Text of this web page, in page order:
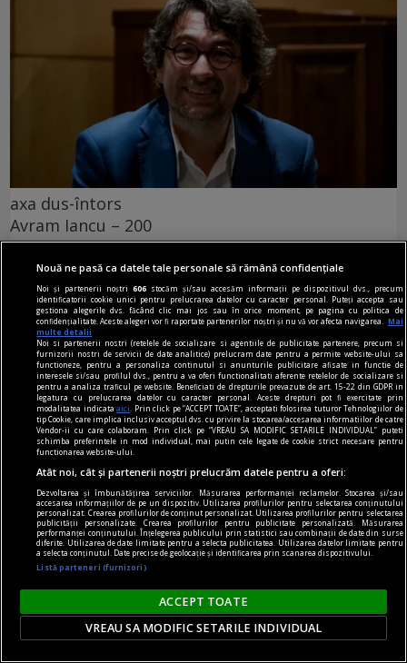
axa dus-întors
Avram Iancu – 200
Și totuși, posteritatea lui este impresionantă și
oricine mai simte românește nu poate să nu
simtă o înaltă emoție gîndindu-se la el.
Sever VOINESCU
accent pe istorie
Lech Walesa, din istorie și din prezent
Stocul pare limitat, istoria continuă.
Mihaela SIMINA
Nouă ne pasă ca datele tale personale să rămână confidențiale
Noi și partenerii noștri606 stocăm și/sau accesăm informații pe dispozitivul dvs., precum
identificatorii cookie unici pentru prelucrarea datelor cu caracter personal. Puteți accepta sau
gestiona alegerile dvs. făcând clic mai jos sau în orice moment, pe pagina cu politica de
confidențialitate. Aceste alegeri vor fi raportate partenerilor noștri și nu vă vor afecta navigarea.
Mai
multe detalii
Noi si partenerii nostri (retelele de socializare si agentiile de publicitate partenere, precum si
furnizorii nostri de servicii de date analitice) prelucram date pentru a permite website-ului sa
functioneze, pentru a personaliza continutul si anunturile publicitare afisate in functie de
interesele si/sau profilul dvs., pentru a va oferi functionalitati aferente retelelor de socializare si
pentru a analiza traficul pe website. Beneficiati de drepturile prevazute de art. 15-22 din GDPR in
legatura cu prelucrarea datelor cu caracter personal. Aceste drepturi pot fi exercitate prin
modalitatea indicataaici
. Prin click pe “ACCEPT TOATE”, acceptati folosirea tuturor Tehnologiilor de
tip Cookie, care implica inclusiv acceptul dvs. cu privire la stocarea/accesarea informatiilor de catre
Vendor-ii cu care colaboram. Prin click pe “VREAU SA MODIFIC SETARILE INDIVIDUAL” puteti
schimba preferintele in mod individual, mai putin cele legate de cookie strict necesare pentru
functionarea website-ului.
Atât noi, cât și partenerii noștri prelucrăm datele pentru a oferi:
Dezvoltarea și îmbunătățirea serviciilor. Măsurarea performanței reclamelor. Stocarea și/sau
accesarea informațiilor de pe un dispozitiv. Utilizarea profilurilor pentru selectarea conținutului
personalizat. Crearea profilurilor de conținut personalizat. Utilizarea profilurilor pentru selectarea
publicității personalizate. Crearea profilurilor pentru publicitate personalizată. Măsurarea
performanței conținutului. Înțelegerea publicului prin statistici sau combinații de date din surse
diferite. Utilizarea de date limitate pentru a selecta publicitatea. Utilizarea datelor limitate pentru
a selecta conținutul. Date precise de geolocație și identificarea prin scanarea dispozitivului.
Listă parteneri (furnizori)
ACCEPT TOATE
VREAU SA MODIFIC SETARILE INDIVIDUAL